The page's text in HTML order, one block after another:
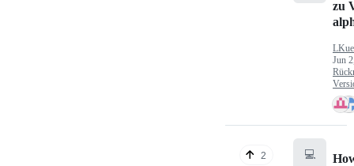
zu
Jun
2 💻